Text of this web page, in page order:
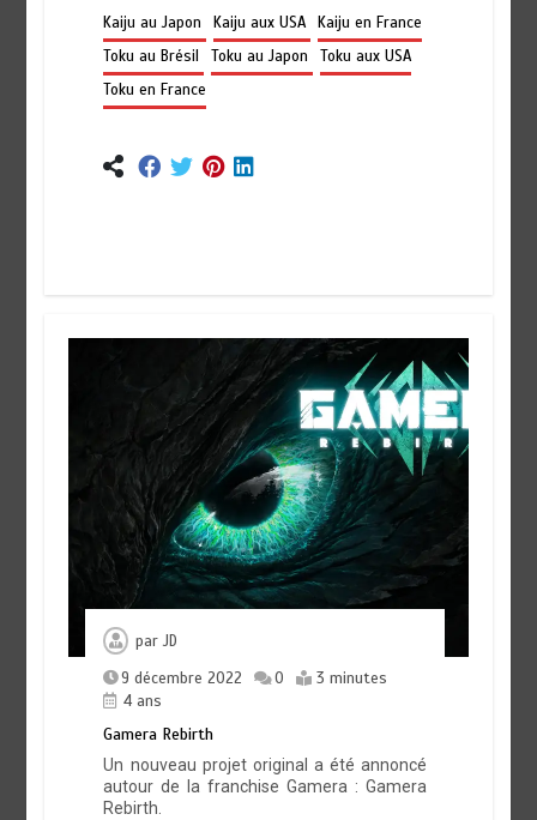
Kaiju au Japon
Kaiju aux USA
Kaiju en France
Toku au Brésil
Toku au Japon
Toku aux USA
Toku en France
parJD
9 décembre 2022
0
3 minutes
4 ans
Gamera Rebirth
Un nouveau projet original a été annoncé
autour de la franchise Gamera : Gamera
Rebirth.